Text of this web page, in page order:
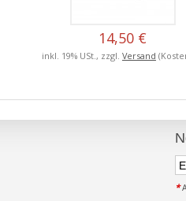
14,50 €
inkl. 19% USt., zzgl. Versand
*